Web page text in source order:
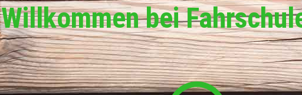
Willkommen bei